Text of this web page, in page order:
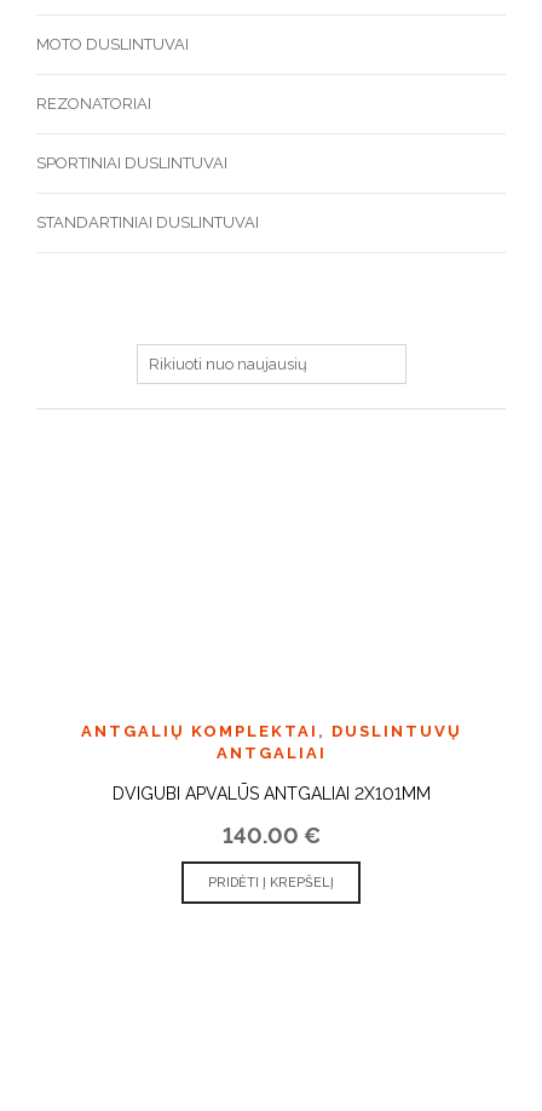
ANTGALIŲ KOMPLEKTAI , DUSLINTUVŲ
ANTGALIAI
DVIGUBI APVALŪS ANTGALIAI 2X101MM
140.00 €
PRIDĖTI Į KREPŠELĮ
MOTO DUSLINTUVAI
REZONATORIAI
SPORTINIAI DUSLINTUVAI
STANDARTINIAI DUSLINTUVAI